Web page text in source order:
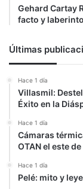
Gehard Cartay
facto y
Últimas
Hace 1 día
Villasmil:
Éxito en la
Hace 1 día
Cámaras
OTAN el este
Hace 1 día
Pelé: mito y